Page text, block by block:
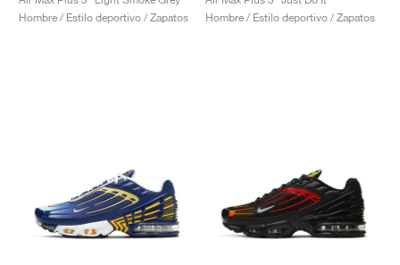
Hombre / Estilo deportivo / Zapatos
Hombre / Estilo deportivo / Zapatos